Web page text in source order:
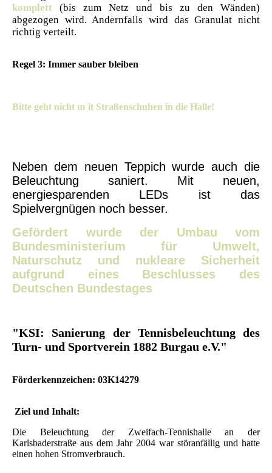
komplett (bis zum Netz und bis zu den Wänden)
abgezogen wird. Andernfalls wird das Granulat nicht
richtig verteilt.
Regel 3: Immer sauber bleiben
Bitte geht nicht m it Straßenschuhen in die Halle!
Neben dem neuen Teppich wurde auch die
Beleuchtung saniert. Mit neuen,
energiesparenden LEDs ist das
Spielvergnügen noch besser.
Gefördert wurde der Umbau vom
Bundesministerium für Umwelt,
Naturschutz und nukleare Sicherheit
aufgrund eines Beschlusses des
Deutschen Bundestages
"KSI: Sanierung der Tennisbeleuchtung des
Turn- und Sportverein 1882 Burgau e.V."
Förderkennzeichen: 03K14279
Ziel und Inhalt:
Die Beleuchtung der Zweifach-Tennishalle an der
Karlsbaderstraße aus dem Jahr 2004 war störanfällig und hatte
einen hohen Stromverbrauch.